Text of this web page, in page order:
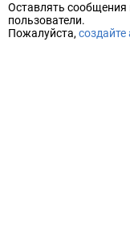
Оставлять сообщения
пользователи.
Пожалуйста, создайте